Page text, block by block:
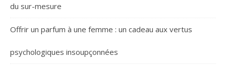
du sur-mesure
Offrir un parfum à une femme : un cadeau aux vertus
psychologiques insoupçonnées